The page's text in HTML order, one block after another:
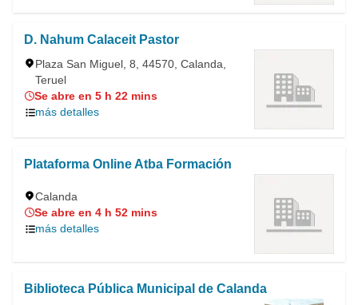
D. Nahum Calaceit Pastor
Plaza San Miguel, 8, 44570, Calanda,
Teruel
Se abre en 5 h 22 mins
más detalles
Plataforma Online Atba Formación
Calanda
Se abre en 4 h 52 mins
más detalles
Biblioteca Pública Municipal de Calanda